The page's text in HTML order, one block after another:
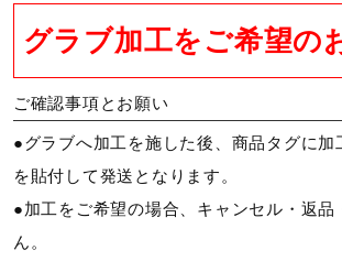
グラブ加工をご希望の
ご確認事項とお願い
●グラブへ加工を施した後、商品タグに加
を貼付して発送となります。
●加工をご希望の場合、キャンセル・返品
ん。